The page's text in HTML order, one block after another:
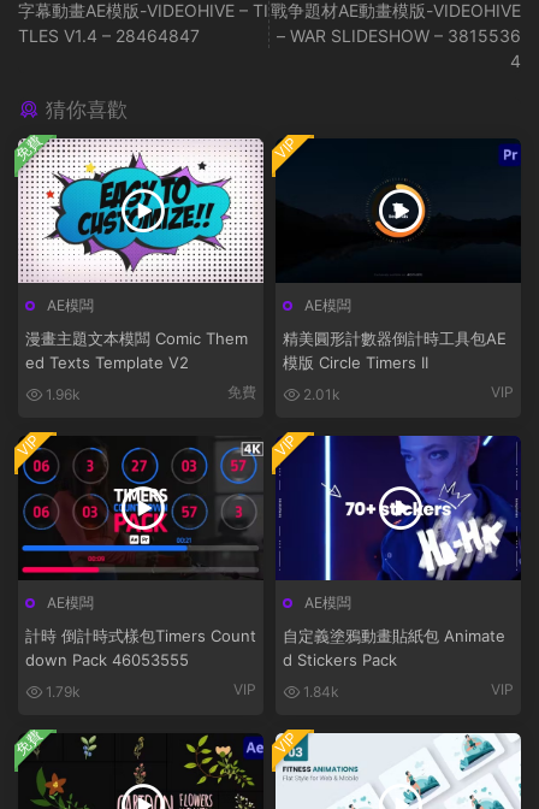
字幕動畫AE模版-VIDEOHIVE – TI
TLES V1.4 – 28464847
戰争題材AE動畫模版-VIDEOHIVE
– WAR SLIDESHOW – 3815536
4
猜你喜歡
AE模闆
漫畫主題文本模闆 Comic Them
ed Texts Template V2
1.96k 免費
免費
AE模闆
精美圓形計數器倒計時工具包AE
模版 Circle Timers II
2.01k VIP
VIP
AE模闆
計時 倒計時式樣包Timers Count
down Pack 46053555
1.79k VIP
VIP
AE模闆
自定義塗鴉動畫貼紙包 Animate
d Stickers Pack
1.84k VIP
VIP
免費 VIP